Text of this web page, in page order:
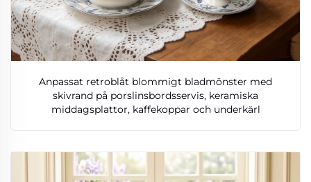
Anpassat retroblåt blommigt bladmönster med
skivrand på porslinsbordsservis, keramiska
middagsplattor, kaffekoppar och underkärl